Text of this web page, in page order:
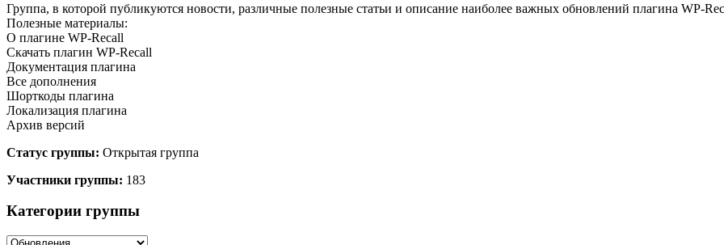
Группа, в которой публикуются новости, различные полезные статьи и описание наиболее важных обновлений плагина WP-
Полезные материалы:
О плагине WP-Recall
Скачать плагин WP-Recall
Документация плагина
Все дополнения
Шорткоды плагина
Локализация плагина
Архив версий
Статус группы: Открытая группа
Участники группы: 183
Категории группы